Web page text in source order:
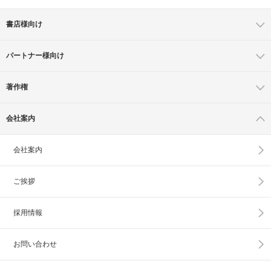
書店様向け
パートナー様向け
著作権
会社案内
会社案内
ご挨拶
採用情報
お問い合わせ